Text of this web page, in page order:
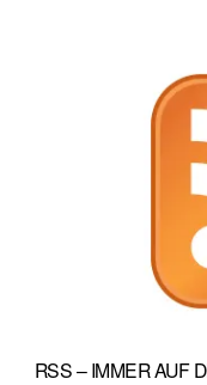
RSS – IMMER AUF